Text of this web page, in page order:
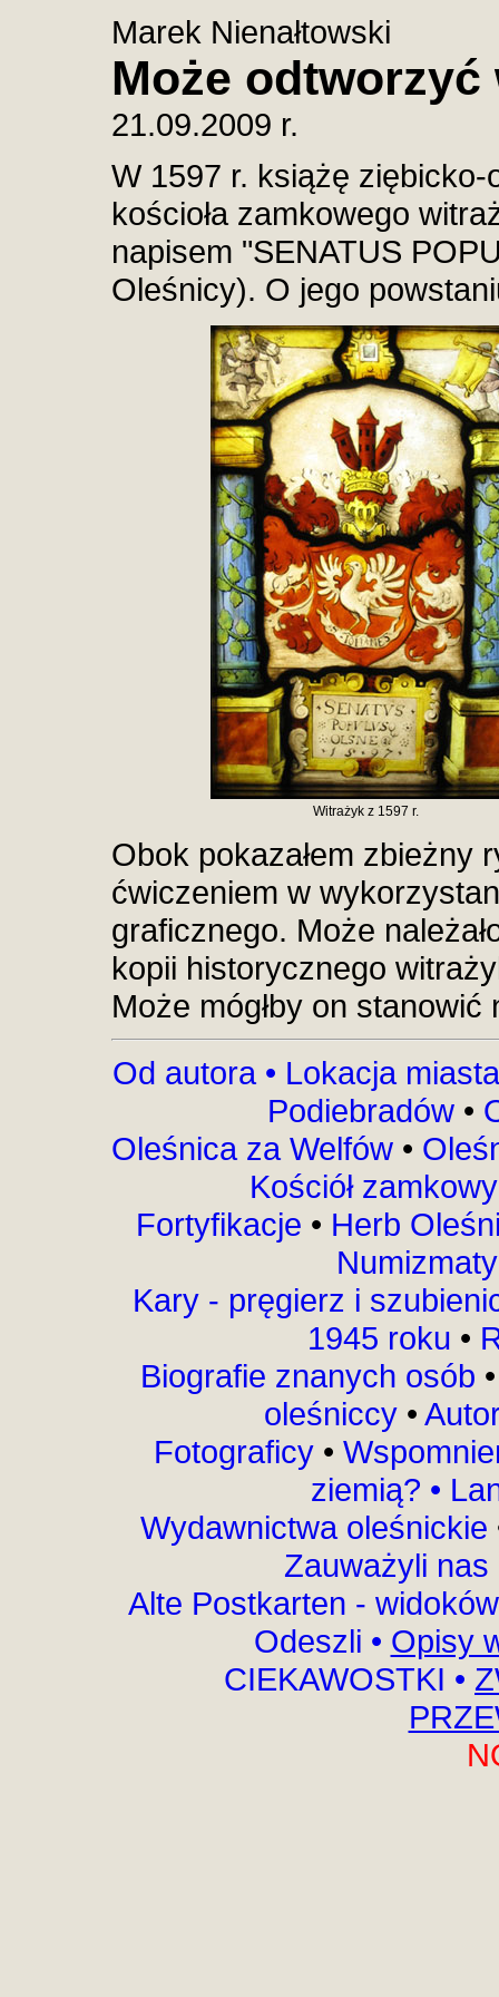
Marek Nienałtowski
Może
21.09.2009 r.
W 1597 r. książę ziębicko-
kościoła zamkowego
napisem "SENATUS
Oleśnicy). O jego
Witrażyk z 1597 r.
Obok pokazałem zbieżny
ćwiczeniem w
graficznego. Może
kopii historycznego
Może mógłby on
Od autora • Lokacja miasta
Podiebradów•
Oleśnica za Welfów •
Kościół
Fortyfikacje • Herb
Numizmaty
Kary - pręgierz i
1945 roku •
Biografie znanych osób
oleśniccy •
Fotograficy •
ziemią? •
Wydawnictwa oleśnickie
Zauważyli nas
Alte Postkarten -
Odeszli • Opisy
CIEKAWOSTKI •